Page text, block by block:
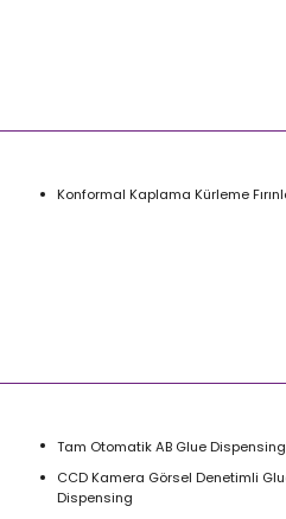
Konformal Kaplama Kürleme
Tam Otomatik AB Glue Dispensing
CCD Kamera Görsel Denetimli
Dispensing